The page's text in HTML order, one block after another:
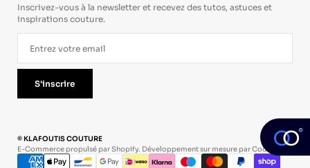
Inscrivez-vous à la newsletter et recevez des tutos, astuces et
inspirations couture.
S'inscrire
© KLAFOUTIS COUTURE
E-Commerce propulsé par Shopify. Développement sur mesure parCodevo.